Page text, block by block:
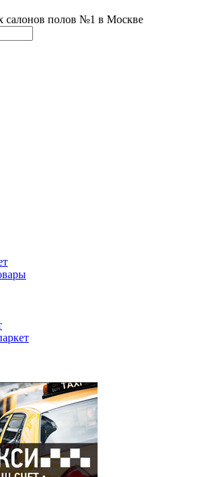
салонов полов №1 в Москве